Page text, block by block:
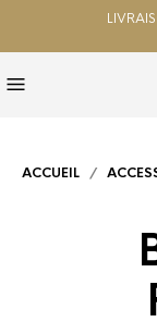
ACCUEIL /